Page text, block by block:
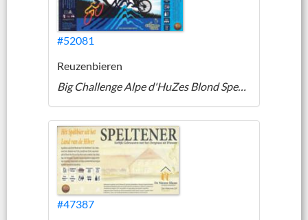
#52081
Reuzenbieren
Big Challenge Alpe d'HuZes Blond Speciaal Bier
#47387